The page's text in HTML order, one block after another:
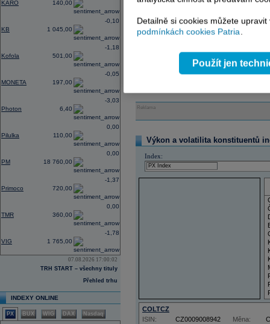
KARO 140,00
KB 1 045,00
-0,10
Kofola 501,00
-1,18
MONETA 197,00
-0,05
Photon 6,40
-3,03
Pilulka 110,00
0,00
PM 18 760,00
0,00
Primoco 720,00
-1,37
TMR 360,00
0,00
VIG 1 765,00
-1,78
07.08.2026 17:00:02
TRH START – všechny tituly
Přehled trhu
INDEXY ONLINE
PX BUX WIG DAX Nasdaq
Reklama
Výkon a volatilita konstituentů
Index:
COLTCZ
ISIN: CZ0009008942 Měna:
Detailně si cookies můžete
podmínkách cookies Patria.
Použít jen